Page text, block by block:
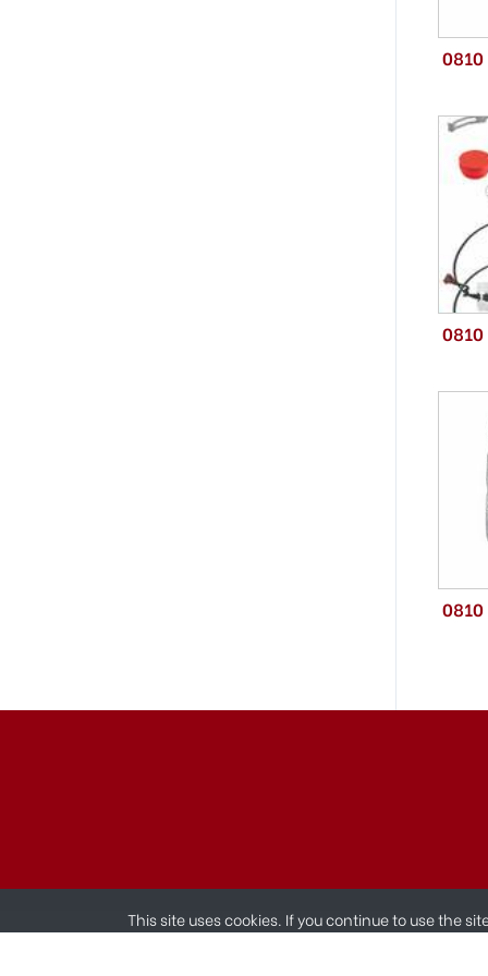
0810
0810
This site uses cookies. If you continue to use the